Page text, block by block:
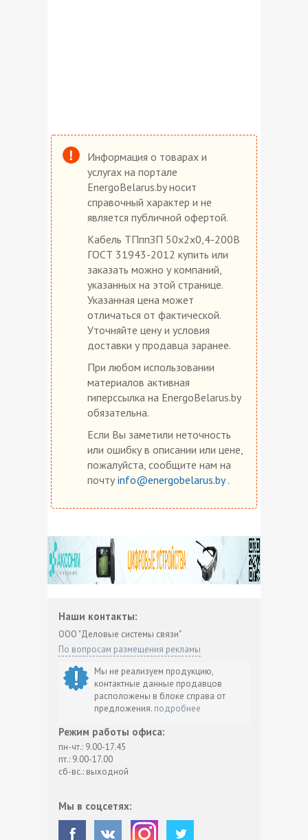
Информация о товарах и
услугах на портале
EnergoBelarus.by носит
справочный характер и не
является публичной офертой.
Кабель ТПппЗП 50х2х0,4-200В
ГОСТ 31943-2012 купить или
заказать можно у компаний,
указанных на этой странице.
Указанная цена может
отличаться от фактической.
Уточняйте цену и условия
доставки у продавца заранее.
При любом использовании
материалов активная
гиперссылка на EnergoBelarus.by
обязательна.
Если Вы заметили неточность
или ошибку в описании или цене,
пожалуйста, сообщите нам на
почту info@energobelarus.by.
Наши контакты:
ООО "Деловые системы связи"
По вопросам размещения рекламы
Мы не реализуем продукцию,
контактные данные продавцов
расположены в блоке справа от
предложения. подробнее
Режим работы офиса:
пн-чт.: 9.00-17.45
пт.: 9.00-17.00
сб-вс.: выходной
Мы в соцсетях: